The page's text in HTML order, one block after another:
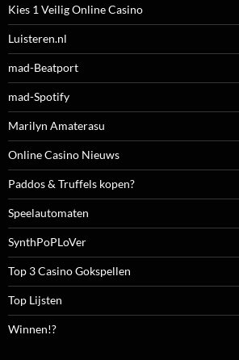
Kies 1 Veilig Online Casino
Luisteren.nl
mad-Beatport
mad-Spotify
Marilyn Amaterasu
Online Casino Nieuws
Paddos & Truffels kopen?
Speelautomaten
SynthPoPLoVer
Top 3 Casino Gokspellen
Top Lijsten
Winnen!?